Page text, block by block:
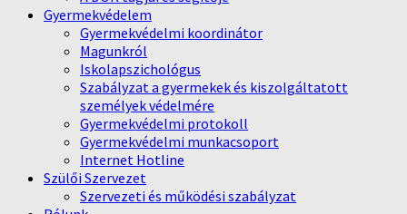
Gyermekvédelem
Gyermekvédelmi koordinátor
Magunkról
Iskolapszichológus
Szabályzat a gyermekek és kiszolgáltatott
személyek védelmére
Gyermekvédelmi protokoll
Gyermekvédelmi munkacsoport
Internet Hotline
Szülői Szervezet
Szervezeti és működési szabályzat